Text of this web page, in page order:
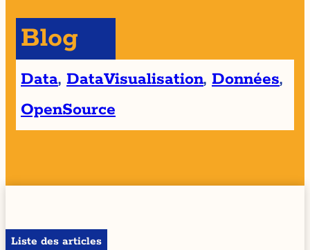
Blog
Data, DataVisualisation, Données
OpenSource
Liste des articles